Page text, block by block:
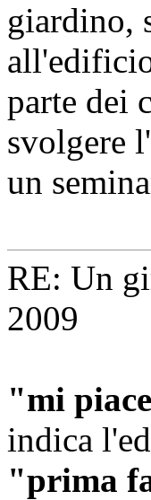
giardino,
parte dei
svolgere
un
RE: Un
2009
"mi
indica
"prima